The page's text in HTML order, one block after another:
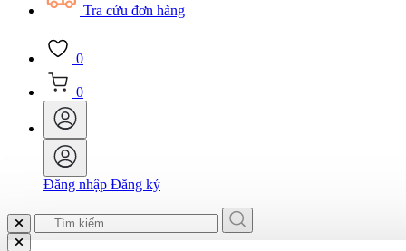
Tra cứu đơn hàng
0
0
Đăng nhập Đăng ký